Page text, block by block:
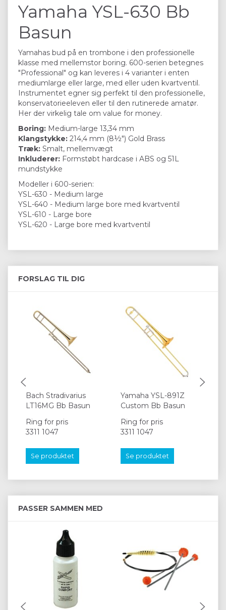
Yamaha YSL-630 Bb
Basun
Yamahas bud på en trombone i den professionelle
klasse med mellemstor boring. 600-serien betegnes
"Professional" og kan leveres i 4 varianter i enten
mediumlarge eller large, med eller uden kvartventil.
Instrumentet egner sig perfekt til den professionelle,
konservatorieeleven eller til den rutinerede amatør.
Her der virkelig tale om value for money.
Boring: Medium-large 13,34 mm
Klangstykke: 214,4 mm (8½") Gold Brass
Træk: Smalt, mellemvægt
Inkluderer: Formstøbt hardcase i ABS og 51L
mundstykke
Modeller i 600-serien:
YSL-630 - Medium large
YSL-640 - Medium large bore med kvartventil
YSL-610 - Large bore
YSL-620 - Large bore med kvartventil
FORSLAG TIL DIG
Bach Stradivarius
LT16MG Bb Basun
Ring for pris
3311 1047
Se produktet
Yamaha YSL-891Z
Custom Bb Basun
Ring for pris
3311 1047
Se produktet
PASSER SAMMEN MED